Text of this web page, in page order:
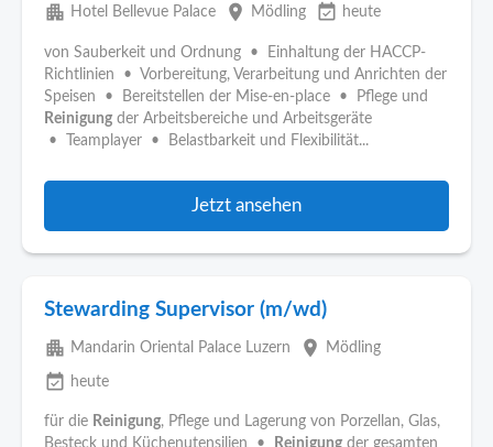
apartment Hotel Bellevue Palace place Mödling event_available heute
von Sauberkeit und Ordnung • Einhaltung der HACCP-
Richtlinien • Vorbereitung, Verarbeitung und Anrichten der
Speisen • Bereitstellen der Mise-en-place • Pflege und
Reinigung der Arbeitsbereiche und Arbeitsgeräte
• Teamplayer • Belastbarkeit und Flexibilität...
Jetzt ansehen
Stewarding Supervisor (m/wd)
apartment Mandarin Oriental Palace Luzern place Mödling
event_available heute
für die Reinigung, Pflege und Lagerung von Porzellan, Glas,
Besteck und Küchenutensilien •
Reinigung der gesamten